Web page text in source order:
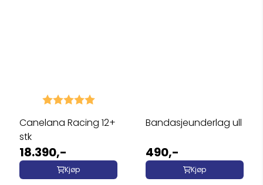
Karakter: 5.0 av 5 mulige
Canelana Racing 12+
stk
18.390,-
Kjøp
Bandasjeunderlag ull
490,-
Kjøp